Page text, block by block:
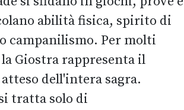
abilità fisica, spirito di
campanilismo. Per molti
Giostra rappresenta il
dell'intera sagra.
tratta solo di